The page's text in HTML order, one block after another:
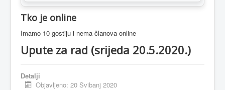
Tko je online
Imamo 10 gostiju i nema članova online
Upute za rad (srijeda 20.5.2020.)
Detalji
Objavljeno: 20 Svibanj 2020